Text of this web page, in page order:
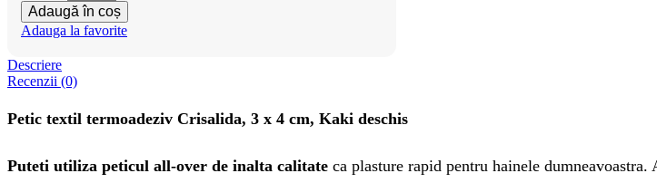
Adaugă în coș
Adauga la favorite
Descriere
Recenzii (0)
Petic textil termoadeziv Crisalida, 3 x 4 cm, Kaki deschis
Puteti utiliza peticul all-over de inalta calitate ca plasture rapid pentru hainele